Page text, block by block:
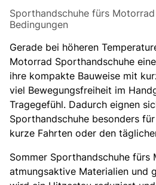
Sporthandschuhe fürs
Bedingungen
Gerade bei höheren
Motorrad Sporthandschuhe
ihre kompakte Bauweise mit
viel Bewegungsfreiheit im
Tragegefühl. Dadurch eignen
Sporthandschuhe besonders
kurze Fahrten oder den
Sommer Sporthandschuhe fürs
atmungsaktive Materialien und